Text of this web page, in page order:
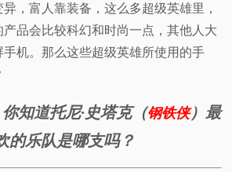
，富人靠装备，这么多超级英雄里，
品会比较科幻和时尚一点，其他人大
机。那么这些超级英雄所使用的手
知道托尼·史塔克（钢铁侠）最
的乐队是哪支吗？